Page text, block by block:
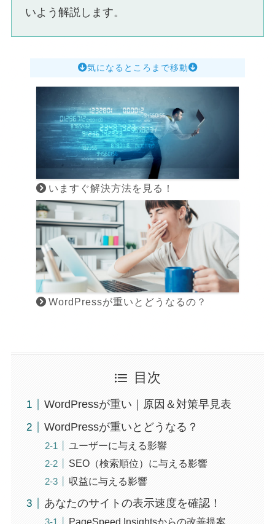
いよう解説します。
気になるところまで移動
いますぐ解決方法を見る！
WordPressが重いとどうなるの？
目次
WordPressが重い｜原因＆対策早見表
WordPressが重いとどうなる？
ユーザーに与える影響
SEO（検索順位）に与える影響
収益に与える影響
あなたのサイトの表示速度を確認！
PageSpeed Insightsからの改善提案